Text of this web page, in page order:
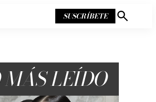
SUSCRÍBETE
Mostrar
LEÍDO